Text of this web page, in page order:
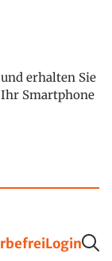
erhalten Sie
Smartphone
Login